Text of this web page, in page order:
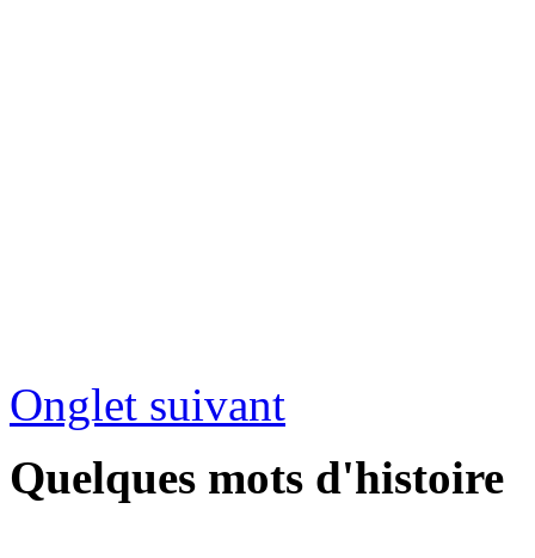
Onglet suivant
Quelques mots d'histoire